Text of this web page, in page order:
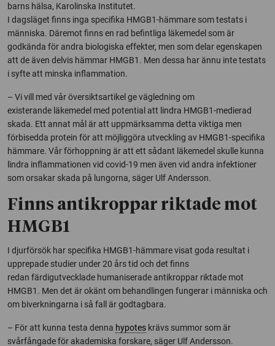
barns hälsa, Karolinska Institutet.
I dagsläget finns inga specifika HMGB1-hämmare som testats i
människa. Däremot finns en rad befintliga läkemedel som är
godkända för andra biologiska effekter, men som delar egenskapen
att de även delvis hämmar HMGB1. Men dessa har ännu inte testats
i syfte att minska inflammation.
– Vi vill med vår översiktsartikel ge vägledning om
existerande läkemedel med potential att lindra HMGB1-medierad
skada. Ett annat mål är att uppmärksamma detta viktiga men
förbisedda protein för att möjliggöra utveckling av HMGB1-specifika
hämmare. Vår förhoppning är att ett sådant läkemedel skulle kunna
lindra inflammationen vid covid-19 men även vid andra infektioner
som orsakar skada på lungorna, säger Ulf Andersson.
Finns antikroppar riktade mot
HMGB1
I djurförsök har specifika HMGB1-hämmare visat goda resultat i
upprepade studier under 20 års tid och det finns
redan färdigutvecklade humaniserade antikroppar riktade mot
HMGB1. Men det är okänt om behandlingen fungerar i människa och
om biverkningarna i så fall är godtagbara.
– För att kunna testa denna hypotes krävs summor som är
svårfångade för akademiska forskare, säger Ulf Andersson.